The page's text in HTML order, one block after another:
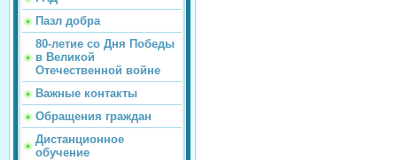
Пазл добра
80-летие со Дня Победы
в Великой
Отечественной войне
Важные контакты
Обращения граждан
Дистанционное
обучение